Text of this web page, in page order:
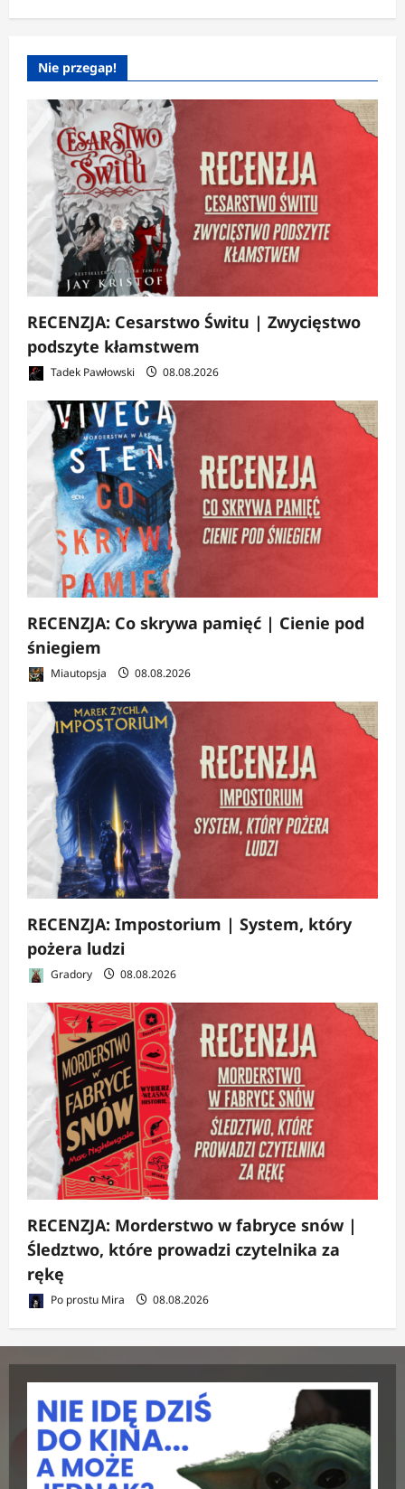
Nie przegap!
RECENZJA: Cesarstwo Świtu | Zwycięstwo
podszyte kłamstwem
Tadek Pawłowski 08.08.2026
RECENZJA: Co skrywa pamięć | Cienie pod
śniegiem
Miautopsja 08.08.2026
RECENZJA: Impostorium | System, który
pożera ludzi
Gradory 08.08.2026
RECENZJA: Morderstwo w fabryce snów |
Śledztwo, które prowadzi czytelnika za
rękę
Po prostu Mira 08.08.2026